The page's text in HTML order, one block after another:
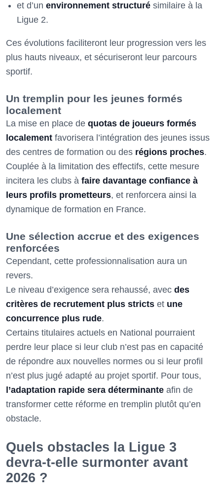
et d’un environnement structuré similaire à la
Ligue 2.
Ces évolutions faciliteront leur progression vers les
plus hauts niveaux, et sécuriseront leur parcours
sportif.
Un tremplin pour les jeunes formés
localement
La mise en place de quotas de joueurs formés
localement favorisera l’intégration des jeunes issus
des centres de formation ou des régions proches.
Couplée à la limitation des effectifs, cette mesure
incitera les clubs à faire davantage confiance à
leurs profils prometteurs, et renforcera ainsi la
dynamique de formation en France.
Une sélection accrue et des exigences
renforcées
Cependant, cette professionnalisation aura un
revers.
Le niveau d’exigence sera rehaussé, avec des
critères de recrutement plus stricts et une
concurrence plus rude.
Certains titulaires actuels en National pourraient
perdre leur place si leur club n’est pas en capacité
de répondre aux nouvelles normes ou si leur profil
n’est plus jugé adapté au projet sportif. Pour tous,
l’adaptation rapide sera déterminante afin de
transformer cette réforme en tremplin plutôt qu’en
obstacle.
Quels obstacles la Ligue 3
devra-t-elle surmonter avant
2026 ?